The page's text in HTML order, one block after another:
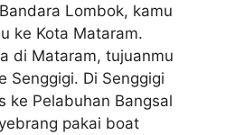
Lombok, kamu
ke Kota Mataram.
di Mataram, tujuanmu
Senggigi. Di Senggigi
ke Pelabuhan Bangsal
pakai boat